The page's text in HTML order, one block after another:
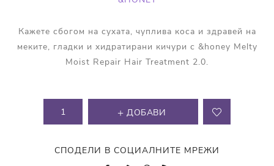
Кажете сбогом на сухата, чуплива коса и здравей на
меките, гладки и хидратирани кичури с &honey Melty
Moist Repair Hair Treatment 2.0.
ДОБАВИ
СПОДЕЛИ В СОЦИАЛНИТЕ МРЕЖИ